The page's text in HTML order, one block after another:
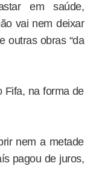
em saúde,
vai nem deixar
outras obras “da
Fifa, na forma de
nem a metade
pagou de juros,